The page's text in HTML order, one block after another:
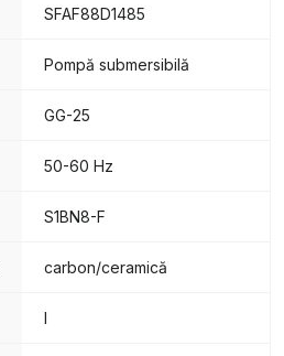
SFAF88D1485
Pompă submersibilă
GG-25
50-60 Hz
S1BN8-F
carbon/ceramică
I